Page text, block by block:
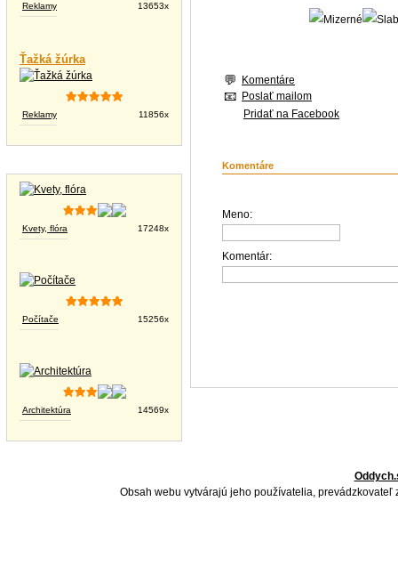
Reklamy 13653x
Ťažká žúrka
Reklamy 11856x
Kvety, flóra 17248x
Počítače 15256x
Architektúra 14569x
Komentáre
Poslať mailom
Pridať na Facebook
Komentáre
Meno:
Komentár:
Obsah webu vytvárajú jeho používatelia,